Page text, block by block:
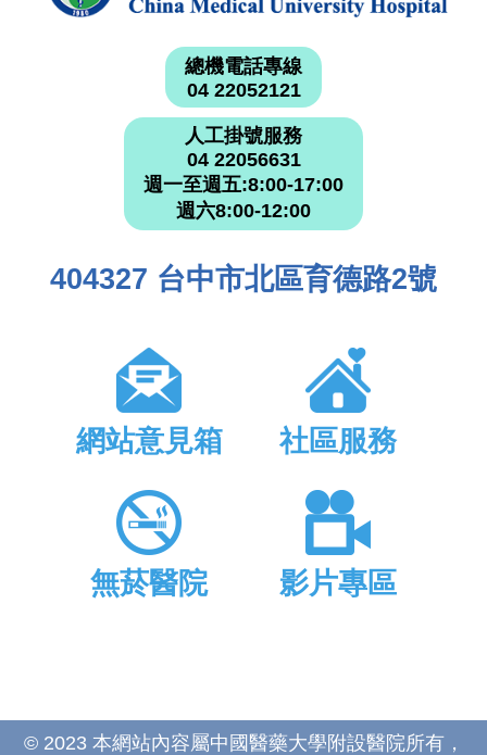
總機電話專線
04 22052121
人工掛號服務
04 22056631
週一至週五:8:00-17:00
週六8:00-12:00
404327 台中市北區育德路2號
網站意見箱 社區服務
無菸醫院 影片專區
© 2023 本網站內容屬中國醫藥大學附設醫院所有，